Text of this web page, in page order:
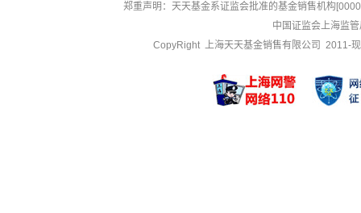
郑重声明：天天基金系证监会批准的基金销售机构
中国证监会上海监
CopyRight 上海天天基金销售有限公司 2011-